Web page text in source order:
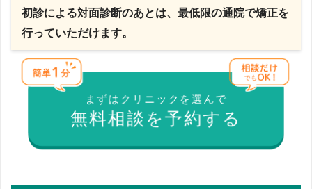
初診による対面診断のあとは、最低限の通院で矯正を
行っていただけます。
まずはクリニックを選んで
無料相談を予約する